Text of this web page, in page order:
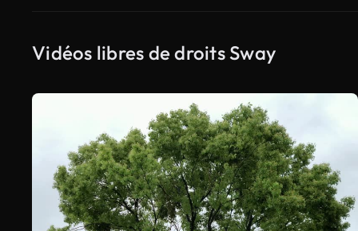
Vidéos libres de droits Sway